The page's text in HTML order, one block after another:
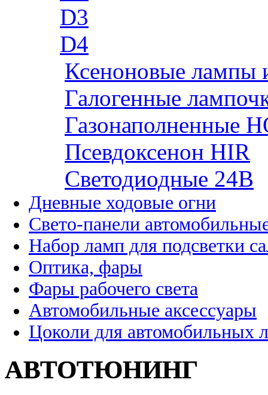
D3
D4
Ксеноновые лампы
Галогенные
Газонаполненные
Псевдоксенон HIR
Cветодиодные 24B
Дневные ходовые огни
Свето-панели
Набор ламп для подсветки
Оптика, фары
Фары рабочего света
Автомобильные аксессуары
Цоколи для автомобильных
АВТОТЮНИНГ